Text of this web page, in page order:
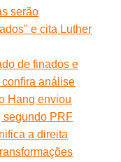
serão
e cita Luther
de finados e
análise
Hang enviou
segundo PRF
a direita